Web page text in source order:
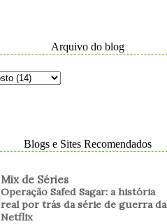
Arquivo do blog
Blogs e Sites Recomendados
Mix de Séries
Operação Safed Sagar: a história
real por trás da série de guerra da
Netflix